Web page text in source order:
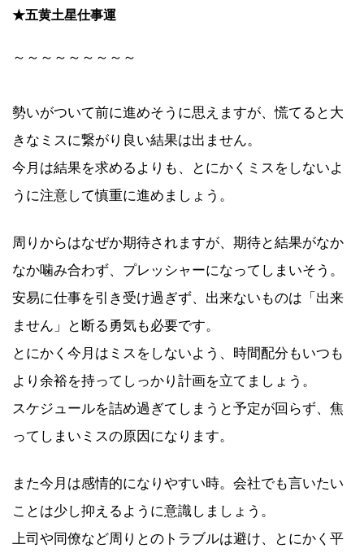
★五黄土星仕事運
～～～～～～～～～
勢いがついて前に進めそうに思えますが、慌てると大
きなミスに繋がり良い結果は出ません。
今月は結果を求めるよりも、とにかくミスをしないよ
うに注意して慎重に進めましょう。
周りからはなぜか期待されますが、期待と結果がなか
なか噛み合わず、プレッシャーになってしまいそう。
安易に仕事を引き受け過ぎず、出来ないものは「出来
ません」と断る勇気も必要です。
とにかく今月はミスをしないよう、時間配分もいつも
より余裕を持ってしっかり計画を立てましょう。
スケジュールを詰め過ぎてしまうと予定が回らず、焦
ってしまいミスの原因になります。
また今月は感情的になりやすい時。会社でも言いたい
ことは少し抑えるように意識しましょう。
上司や同僚など周りとのトラブルは避け、とにかく平